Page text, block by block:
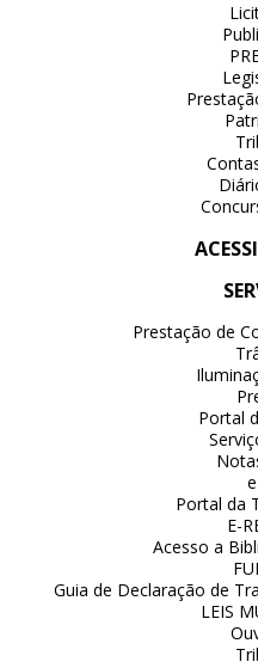
Prestação de
Portal
Portal da
E-
Acesso a
Guia de Declaração de
LEIS